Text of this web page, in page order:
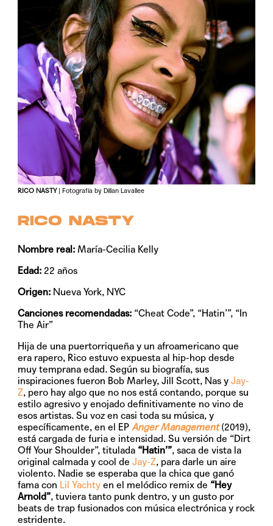
RICO NASTY| Fotografía by Dillan Lavallee
RICO NASTY
Nombre real:María-Cecilia Kelly
Edad: 22 años
Origen: Nueva York, NYC
Canciones recomendadas: “Cheat Code”, “Hatin’”, “In
The Air”
Hija de una puertorriqueña y un afroamericano que
era rapero, Rico estuvo expuesta al hip-hop desde
muy temprana edad. Según su biografía, sus
inspiraciones fueron Bob Marley, Jill Scott, Nas yJay-
Z, pero hay algo que no nos está contando, porque su
estilo agresivo y enojado definitivamente no vino de
esos artistas. Su voz en casi toda su música, y
específicamente, en el EPAnger Management (2019),
está cargada de furia e intensidad. Su versión de “Dirt
Off Your Shoulder”, titulada “Hatin’”, saca de vista la
original calmada y cool deJay-Z, para darle un aire
violento. Nadie se esperaba que la chica que ganó
fama con Lil Yachty en el melódico remix de “Hey
Arnold”, tuviera tanto punk dentro, y un gusto por
beats de trap fusionados con música electrónica y rock
estridente.